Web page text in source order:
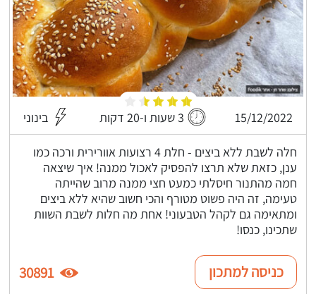
15/12/2022 3 שעות ו-20 דקות בינוני
חלה לשבת ללא ביצים - חלת 4 רצועות אוורירית ורכה כמו
ענן, כזאת שלא תרצו להפסיק לאכול ממנה! איך שיצאה
חמה מהתנור חיסלתי כמעט חצי ממנה מרוב שהייתה
טעימה, זה היה פשוט מטורף והכי חשוב שהיא ללא ביצים
ומתאימה גם לקהל הטבעוני! אחת מה חלות לשבת השוות
שתכינו, כנסו!
כניסה למתכון 30891